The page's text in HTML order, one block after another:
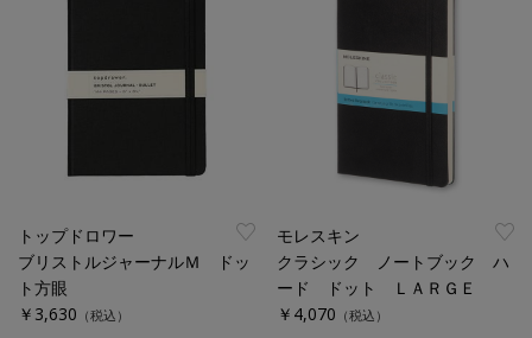
トップドロワー
ブリストルジャーナルＭ ドッ
ト方眼
￥3,630 （税込）
モレスキン
クラシック ノートブック ハ
ード ドット ＬＡＲＧＥ
￥4,070 （税込）